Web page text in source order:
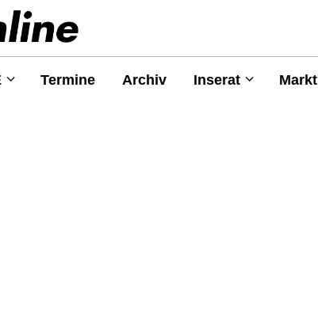
Termine Archiv Inserat Markt